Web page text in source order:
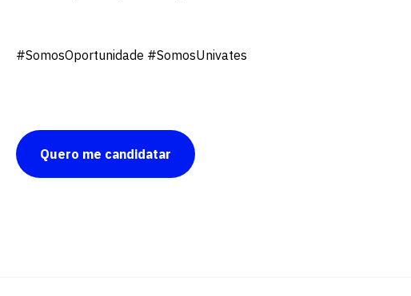
#SomosOportunidade #SomosUnivates
Quero me candidatar